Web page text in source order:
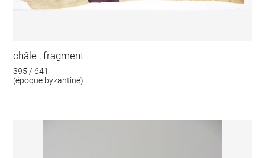
châle ; fragment
395 / 641
(époque byzantine)